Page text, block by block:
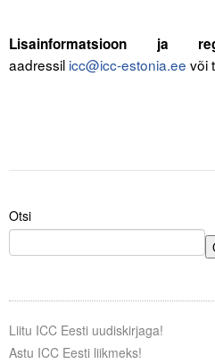
Lisainformatsioon ja
aadressil icc@icc-estonia.ee või
Otsi
Liitu ICC Eesti uudiskirjaga!
Astu ICC Eesti liikmeks!